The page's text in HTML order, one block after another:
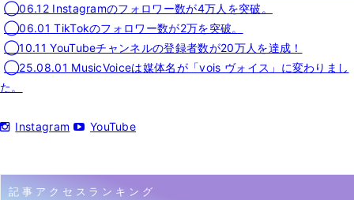
◯06.12 Instagramのフォロワー数が4万人を突破。
◯06.01 TikTokのフォロワー数が2万を突破。
◯10.11 YouTubeチャンネルの登録者数が20万人を達成！
◯25.08.01 MusicVoiceは媒体名が「vois ヴォイス」に変わりまし
た。
Instagram YouTube
記事アクセスランキング